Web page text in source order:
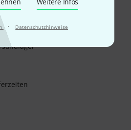
· Datenschutzhinweise